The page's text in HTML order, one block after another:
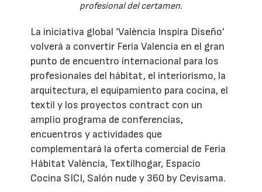
profesional del certamen.
La iniciativa global ‘València Inspira Diseño’
volverá a convertir Feria Valencia en el gran
punto de encuentro internacional para los
profesionales del hábitat, el interiorismo, la
arquitectura, el equipamiento para cocina, el
textil y los proyectos contract con un
amplio programa de conferencias,
encuentros y actividades que
complementará la oferta comercial de Feria
Hábitat València, Textilhogar, Espacio
Cocina SICI, Salón nude y 360 by Cevisama.